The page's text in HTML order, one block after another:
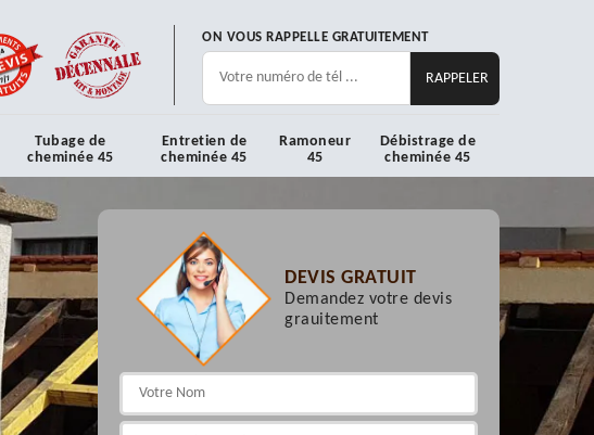
ON VOUS RAPPELLE GRATUITEMENT
Tubage de
cheminée 45
Entretien de
cheminée 45
Ramoneur
45
Débistrage de
cheminée 45
DEVIS GRATUIT
Demandez votre devis
grauitement